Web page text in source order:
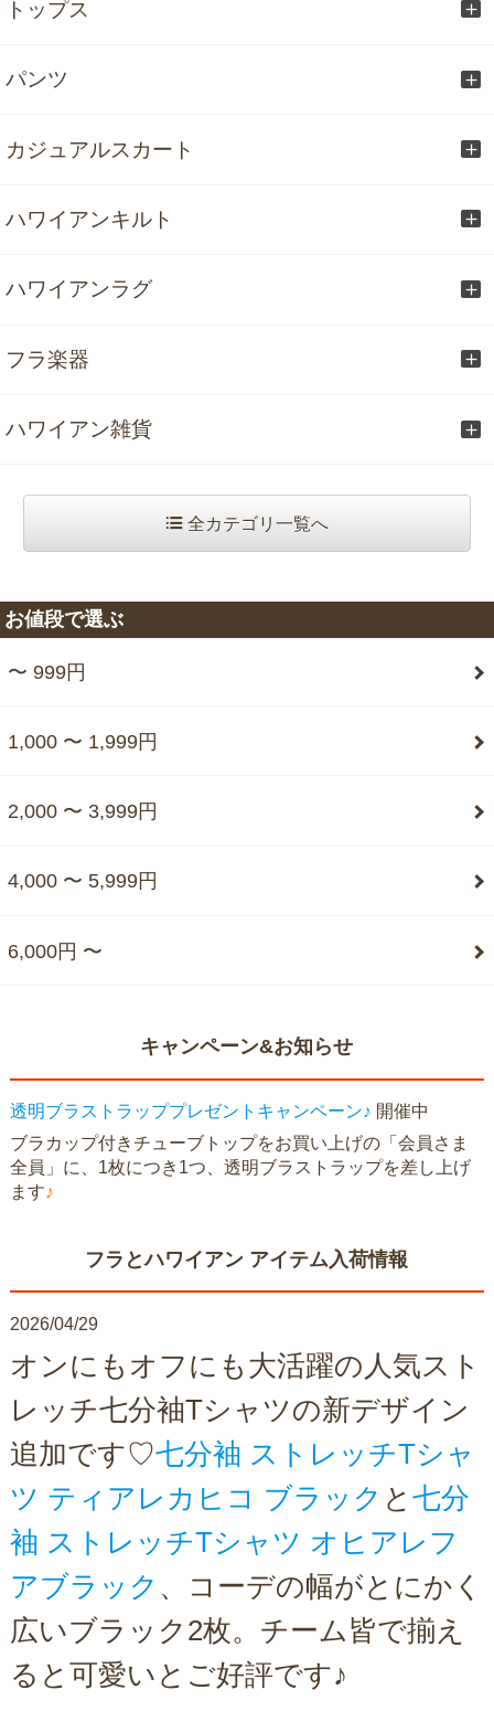
トップス
パンツ
カジュアルスカート
ハワイアンキルト
ハワイアンラグ
フラ楽器
ハワイアン雑貨
全カテゴリ一覧へ
お値段で選ぶ
〜 999円
1,000 〜 1,999円
2,000 〜 3,999円
4,000 〜 5,999円
6,000円 〜
キャンペーン&お知らせ
透明ブラストラッププレゼントキャンペーン♪ 開催中
ブラカップ付きチューブトップをお買い上げの「会員さま
全員」に、1枚につき1つ、透明ブラストラップを差し上げ
ます♪
フラとハワイアン アイテム入荷情報
2026/04/29
オンにもオフにも大活躍の人気スト
レッチ七分袖Tシャツの新デザイン
追加です♡七分袖 ストレッチTシャ
ツ ティアレカヒコ ブラック と 七分
袖 ストレッチTシャツ オヒアレフ
アブラック 、コーデの幅がとにかく
広いブラック2枚。チーム皆で揃え
ると可愛いとご好評です♪